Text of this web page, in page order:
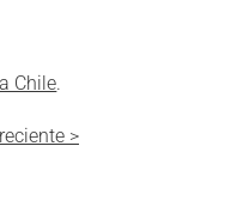
Chile.
>